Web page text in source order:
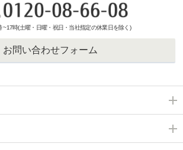
~17時(土曜・日曜・祝日・当社指定の休業日を除く)
お問い合わせフォーム